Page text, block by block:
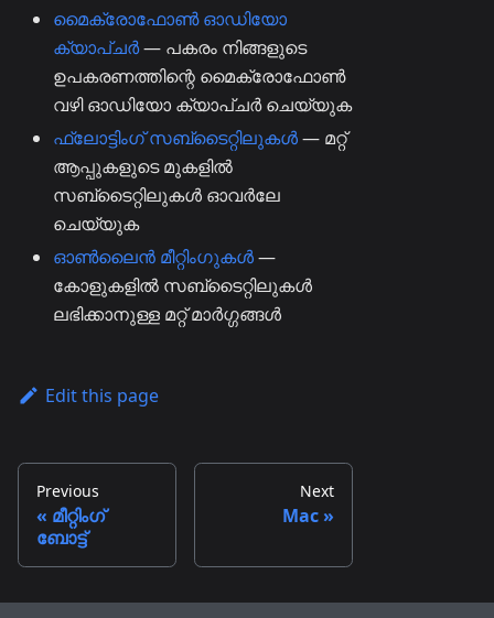
മൈക്രോഫോൺ ഓഡിയോ
ക്യാപ്ചർ— പകരം നിങ്ങളുടെ
ഉപകരണത്തിന്റെ മൈക്രോഫോൺ
വഴി ഓഡിയോ ക്യാപ്ചർ ചെയ്യുക
ഫ്ലോട്ടിംഗ് സബ്ടൈറ്റിലുകൾ— മറ്റ്
ആപ്പുകളുടെ മുകളിൽ
സബ്ടൈറ്റിലുകൾ ഓവർലേ
ചെയ്യുക
ഓൺലൈൻ മീറ്റിംഗുകൾ—
കോളുകളിൽ സബ്ടൈറ്റിലുകൾ
ലഭിക്കാനുള്ള മറ്റ് മാർഗ്ഗങ്ങൾ
Edit this page
Previous
മീറ്റിംഗ്
ബോട്ട്
Next
Mac